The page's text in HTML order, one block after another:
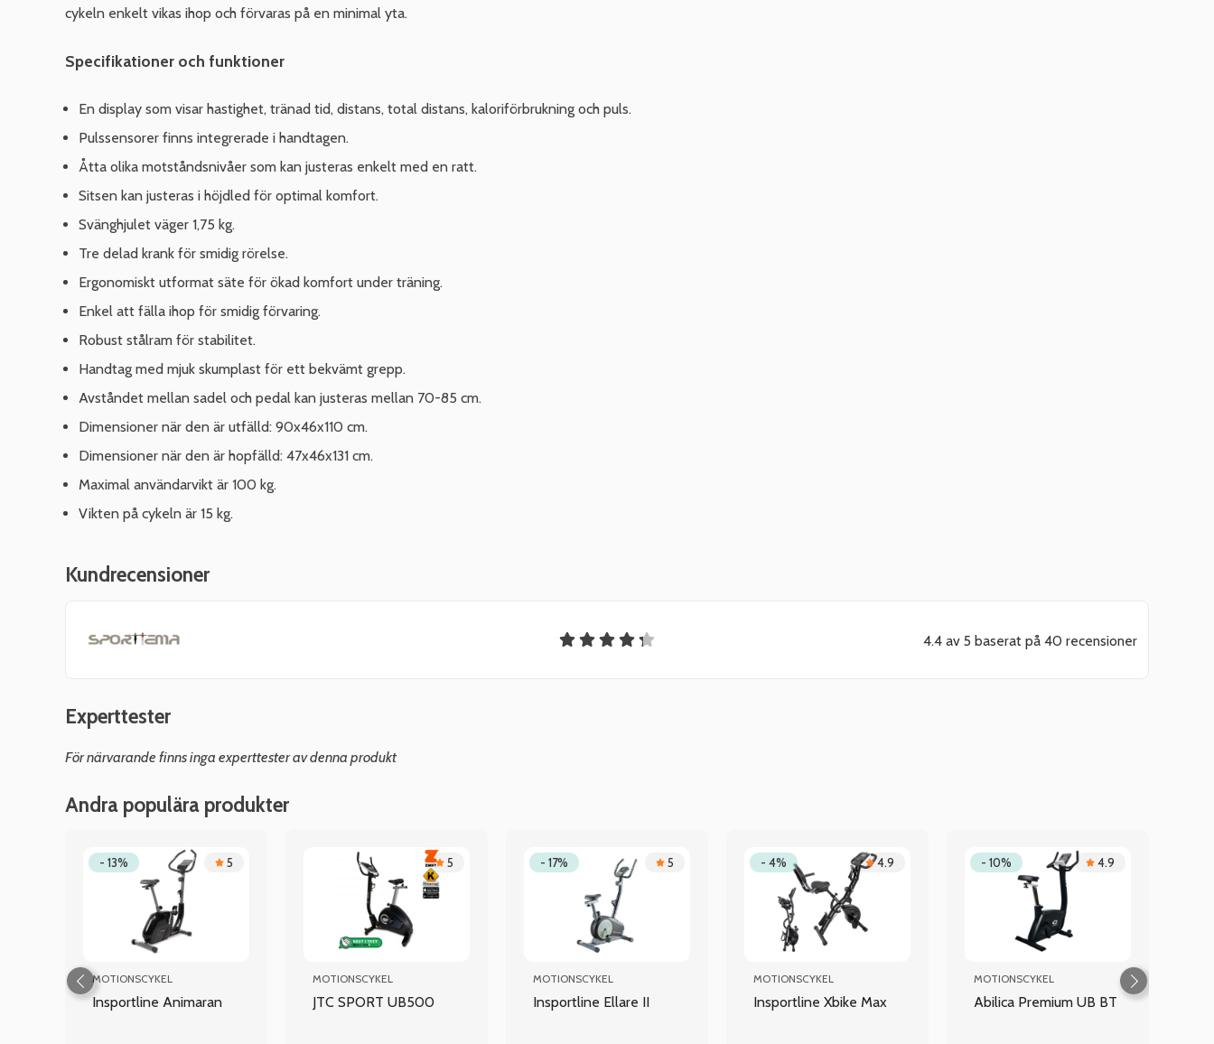
cykeln enkelt vikas ihop och förvaras på en minimal yta.
Specifikationer och funktioner
En display som visar hastighet, tränad tid, distans, total distans, kaloriförbrukning och puls.
Pulssensorer finns integrerade i handtagen.
Åtta olika motståndsnivåer som kan justeras enkelt med en ratt.
Sitsen kan justeras i höjdled för optimal komfort.
Svänghjulet väger 1,75 kg.
Tre delad krank för smidig rörelse.
Ergonomiskt utformat säte för ökad komfort under träning.
Enkel att fälla ihop för smidig förvaring.
Robust stålram för stabilitet.
Handtag med mjuk skumplast för ett bekvämt grepp.
Avståndet mellan sadel och pedal kan justeras mellan 70-85 cm.
Dimensioner när den är utfälld: 90x46x110 cm.
Dimensioner när den är hopfälld: 47x46x131 cm.
Maximal användarvikt är 100 kg.
Vikten på cykeln är 15 kg.
Kundrecensioner
4.4 av 5 baserat på 40 recensioner
Experttester
För närvarande finns inga experttester av denna produkt
Andra populära produkter
- 13% 5
MOTIONSCYKEL
Insportline Animaran
5
MOTIONSCYKEL
JTC SPORT UB500
- 17% 5
MOTIONSCYKEL
Insportline Ellare II
- 4% 4.9
MOTIONSCYKEL
Insportline Xbike Max
- 10% 4.9
MOTIONSCYKEL
Abilica Premium UB BT